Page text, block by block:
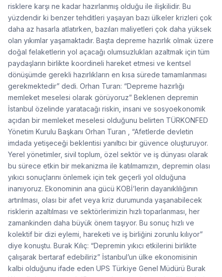
risklere karşı ne kadar hazırlanmış olduğu ile ilişkilidir. Bu
yüzdendir ki benzer tehditleri yaşayan bazı ülkeler krizleri çok
daha az hasarla atlatırken, bazıları maliyetleri çok daha yüksek
olan yıkımlar yaşamaktadır. Başta depreme hazırlık olmak üzere
doğal felaketlerin yol açacağı olumsuzlukları azaltmak için tüm
paydaşların birlikte koordineli hareket etmesi ve kentsel
dönüşümde gerekli hazırlıkların en kısa sürede tamamlanması
gerekmektedir” dedi. Orhan Turan: “Depreme hazırlığı
memleket meselesi olarak görüyoruz” Beklenen depremin
İstanbul özelinde yaratacağı riskin, insani ve sosyoekonomik
açıdan bir memleket meselesi olduğunu belirten TÜRKONFED
Yönetim Kurulu Başkanı Orhan Turan , “Afetlerde devletin
imdada yetişeceği beklentisi yanıltıcı bir güvence oluşturuyor.
Yerel yönetimler, sivil toplum, özel sektör ve iş dünyası olarak
bu sürece etkin bir mekanizma ile katılmamızın, depremin olası
yıkıcı sonuçlarını önlemek için tek geçerli yol olduğuna
inanıyoruz. Ekonominin ana gücü KOBİ’lerin dayanıklılığının
artırılması, olası bir afet veya kriz durumunda yaşanabilecek
risklerin azaltılması ve sektörlerimizin hızlı toparlanması, her
zamankinden daha büyük önem taşıyor. Bu sonuç hızlı ve
kolektif bir dizi eylemi, hareketi ve iş birliğini zorunlu kılıyor”
diye konuştu. Burak Kılıç: “Depremin yıkıcı etkilerini birlikte
çalışarak bertaraf edebiliriz” İstanbul’un ülke ekonomisinin
kalbi olduğunu ifade eden UPS Türkiye Genel Müdürü Burak